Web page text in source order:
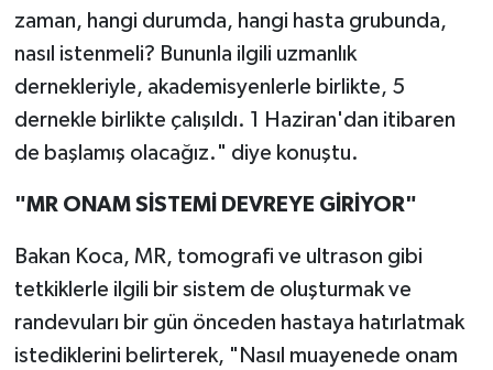
zaman, hangi durumda, hangi hasta grubunda,
nasıl istenmeli? Bununla ilgili uzmanlık
dernekleriyle, akademisyenlerle birlikte, 5
dernekle birlikte çalışıldı. 1 Haziran'dan itibaren
de başlamış olacağız." diye konuştu.
"MR ONAM SİSTEMİ DEVREYE GİRİYOR"
Bakan Koca, MR, tomografi ve ultrason gibi
tetkiklerle ilgili bir sistem de oluşturmak ve
randevuları bir gün önceden hastaya hatırlatmak
istediklerini belirterek, "Nasıl muayenede onam